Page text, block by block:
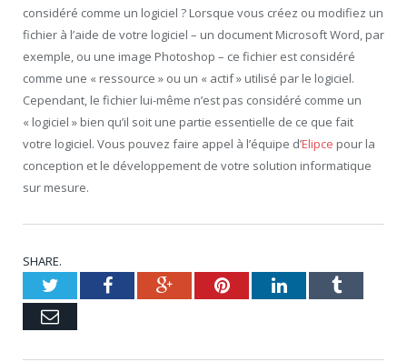
considéré comme un logiciel ? Lorsque vous créez ou modifiez un
fichier à l’aide de votre logiciel – un document Microsoft Word, par
exemple, ou une image Photoshop – ce fichier est considéré
comme une « ressource » ou un « actif » utilisé par le logiciel.
Cependant, le fichier lui-même n’est pas considéré comme un
« logiciel » bien qu’il soit une partie essentielle de ce que fait
votre logiciel. Vous pouvez faire appel à l’équipe d’Elipce pour la
conception et le développement de votre solution informatique
sur mesure.
SHARE.
TwitterFacebookGoogle+PinterestLinkedInTumblr
Email